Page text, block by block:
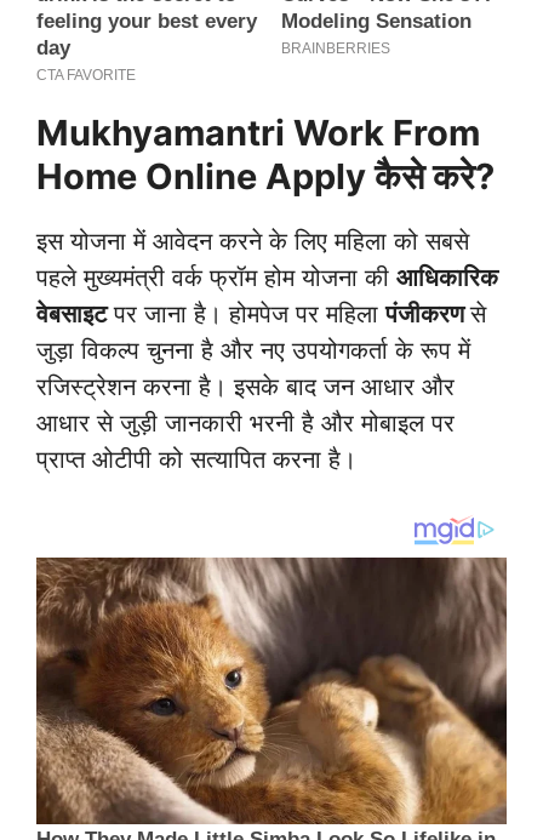
Mukhyamantri Work From
Home Online Apply कैसे करे?
इस योजना में आवेदन करने के लिए महिला को सबसे
पहले मुख्यमंत्री वर्क फ्रॉम होम योजना की आधिकारिक
वेबसाइटपर जाना है। होमपेज पर महिलापंजीकरणसे
जुड़ा विकल्प चुनना है और नए उपयोगकर्ता के रूप में
रजिस्ट्रेशन करना है। इसके बाद जन आधार और
आधार से जुड़ी जानकारी भरनी है और मोबाइल पर
प्राप्त ओटीपी को सत्यापित करना है।